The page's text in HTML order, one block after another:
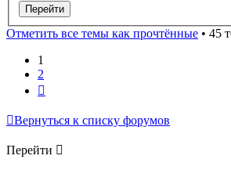
Отметить все темы как прочтённые • 45
1
2
Вернуться к списку форумов
Перейти